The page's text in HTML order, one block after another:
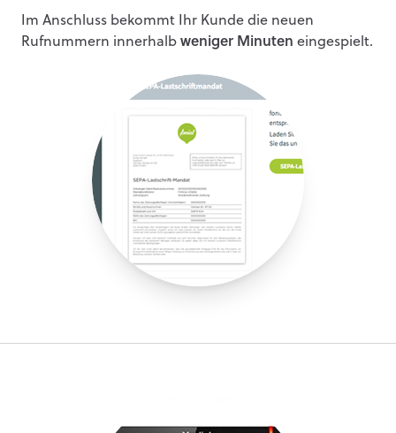
Im Anschluss bekommt Ihr Kunde die neuen
Rufnummern innerhalb weniger Minuten eingespielt.